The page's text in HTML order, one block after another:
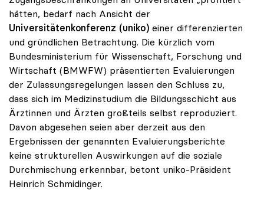
hätten, bedarf nach Ansicht der
Universitätenkonferenz (uniko) einer differenzierten
und gründlichen Betrachtung. Die kürzlich vom
Bundesministerium für Wissenschaft, Forschung und
Wirtschaft (BMWFW) präsentierten Evaluierungen
der Zulassungsregelungen lassen den Schluss zu,
dass sich im Medizinstudium die Bildungsschicht aus
Ärztinnen und Ärzten großteils selbst reproduziert.
Davon abgesehen seien aber derzeit aus den
Ergebnissen der genannten Evaluierungsberichte
keine strukturellen Auswirkungen auf die soziale
Durchmischung erkennbar, betont uniko-Präsident
Heinrich Schmidinger.